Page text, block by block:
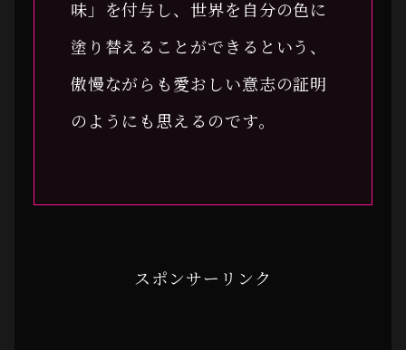
味」を付与し、世界を自分の色に
塗り替えることができるという、
傲慢ながらも愛おしい意志の証明
のようにも思えるのです。
スポンサーリンク